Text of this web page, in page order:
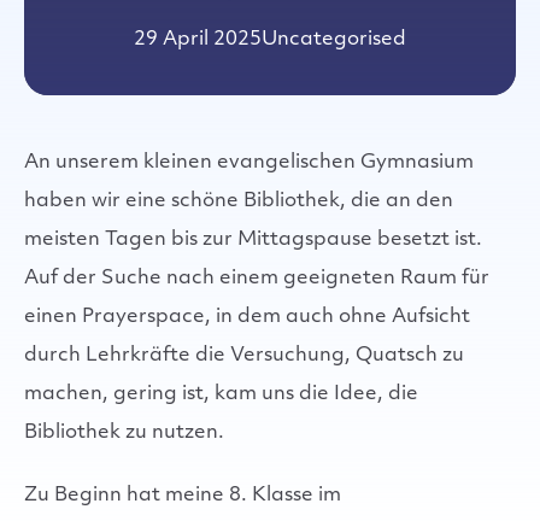
29 April 2025Uncategorised
An unserem kleinen evangelischen Gymnasium
haben wir eine schöne Bibliothek, die an den
meisten Tagen bis zur Mittagspause besetzt ist.
Auf der Suche nach einem geeigneten Raum für
einen Prayerspace, in dem auch ohne Aufsicht
durch Lehrkräfte die Versuchung, Quatsch zu
machen, gering ist, kam uns die Idee, die
Bibliothek zu nutzen.
Zu Beginn hat meine 8. Klasse im